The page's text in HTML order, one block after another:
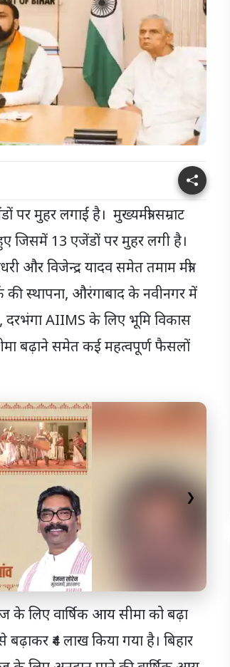
पर मुहर लगाईं है। मुख्यमंत्री सम्राट
जिसमें 13 एजेंडों पर मुहर लगी है।
और विजेन्द्र यादव समेत तमाम मंत्री
की स्थापना, औरंगाबाद के नवीनगर में
दरभंगा AIIMS के लिए भूमि विकास
बढ़ाने समेत कई महत्वपूर्ण फैसलों
❯
के लिए वार्षिक आय सीमा को बढ़ा
₹4 लाख किया गया है। बिहार